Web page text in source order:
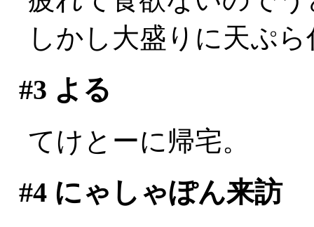
しかし大盛りに天ぷ
#3 よる
てけとーに帰宅。
#4にゃしゃぽん来訪